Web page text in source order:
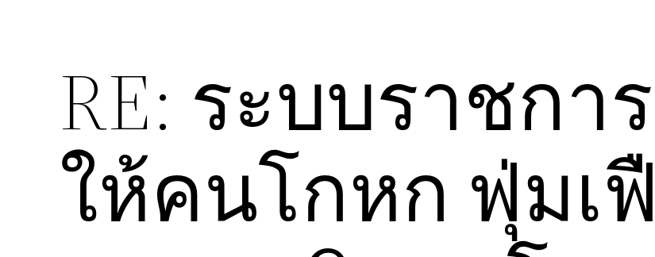
RE: ระบบราชกา
ให้คนโกหก ฟุ่มเ